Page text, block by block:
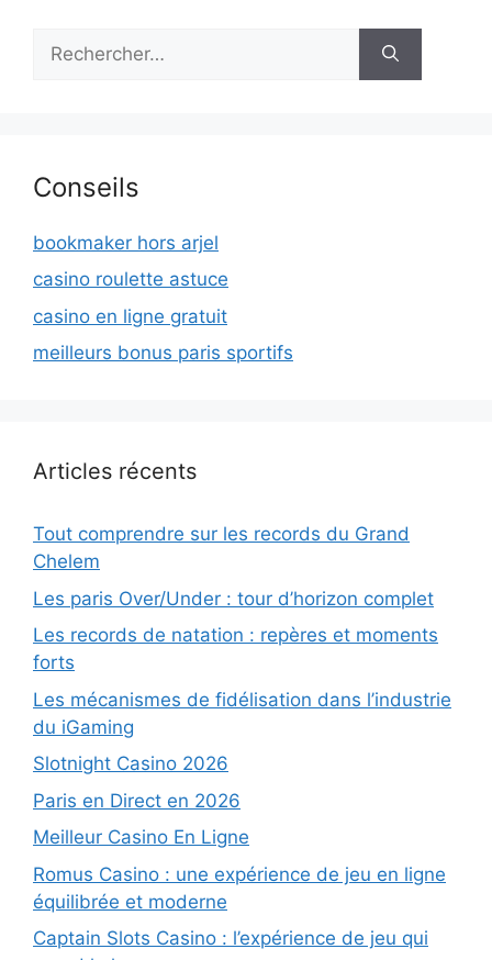
Conseils
bookmaker hors arjel
casino roulette astuce
casino en ligne gratuit
meilleurs bonus paris sportifs
Articles récents
Tout comprendre sur les records du Grand
Chelem
Les paris Over/Under : tour d’horizon complet
Les records de natation : repères et moments
forts
Les mécanismes de fidélisation dans l’industrie
du iGaming
Slotnight Casino 2026
Paris en Direct en 2026
Meilleur Casino En Ligne
Romus Casino : une expérience de jeu en ligne
équilibrée et moderne
Captain Slots Casino : l’expérience de jeu qui